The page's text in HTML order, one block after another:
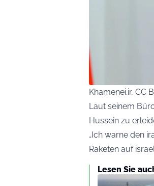
Khamenei.ir, CC
Laut seinem
Hussein zu
„Ich warne den
Raketen auf
Lesen Sie